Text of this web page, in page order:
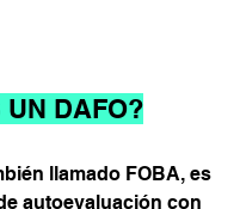
UN DAFO?
llamado FOBA, es
autoevaluación con